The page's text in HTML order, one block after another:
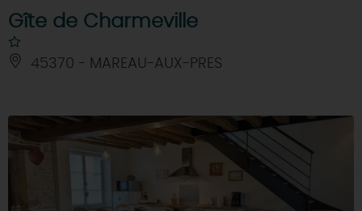
Gîte de Charmeville
45370 - MAREAU-AUX-PRES